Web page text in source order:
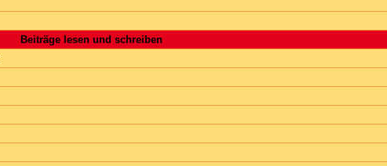
Beiträge lesen und schreiben